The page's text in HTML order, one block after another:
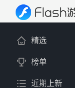
精选
榜单
近期上新